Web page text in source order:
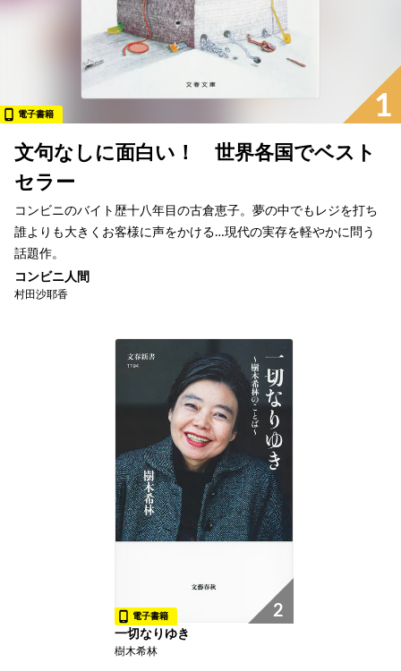
1
電子書籍
文句なしに面白い！ 世界各国でベスト
セラー
コンビニのバイト歴十八年目の古倉恵子。夢の中でもレジを打ち
誰よりも大きくお客様に声をかける…現代の実存を軽やかに問う
話題作。
コンビニ人間
村田沙耶香
2
電子書籍
一切なりゆき
樹木希林